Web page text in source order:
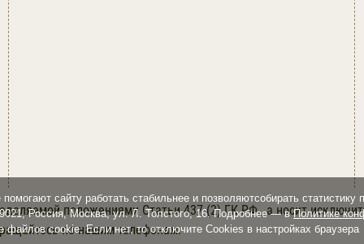
положениями Статьи 437 (2) ГК РФ., а носит
по нашим телефонам.
сайту работать стабильнее и позволяютсобирать статистику
Россия, Москва, ул. Л. Толстого, 16. Подробнее — вПолитике
cookie. Если нет, то отключите Cookies в настройках браузера